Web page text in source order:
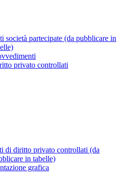
società partecipate (da pubblicare in
privato controllati
di diritto privato controllati (da
in tabelle)
grafica